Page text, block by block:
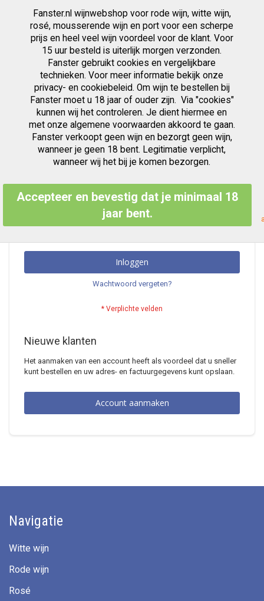
Fanster.nl wijnwebshop voor rode wijn, witte wijn,
rosé, mousserende wijn en port voor een scherpe
prijs en heel veel wijn voordeel voor de klant. Voor
15 uur besteld is uiterlijk morgen verzonden.
Fanster gebruikt cookies en vergelijkbare
technieken. Voor meer informatie bekijk onze
privacy- en cookiebeleid. Om wijn te bestellen bij
Fanster moet u 18 jaar of ouder zijn. Via "cookies"
kunnen wij het controleren. Je dient hiermee en
met onze algemene voorwaarden akkoord te gaan.
Fanster verkoopt geen wijn en bezorgt geen wijn,
wanneer je geen 18 bent. Legitimatie verplicht,
wanneer wij het bij je komen bezorgen.
Accepteer en bevestig dat je minimaal 18
jaar bent.
Zoek
inhoud
Klant Login
Geregistreerde Klanten
Als u een account hebt, meld u dan aan met uw e-mailadres.
E-mailadres
Inloggen
Wachtwoord vergeten?
Nieuwe klanten
Het aanmaken van een account heeft als voordeel dat u sneller
kunt bestellen en uw adres- en factuurgegevens kunt opslaan.
Account aanmaken
Navigatie
Witte wijn
Rode wijn
Rosé